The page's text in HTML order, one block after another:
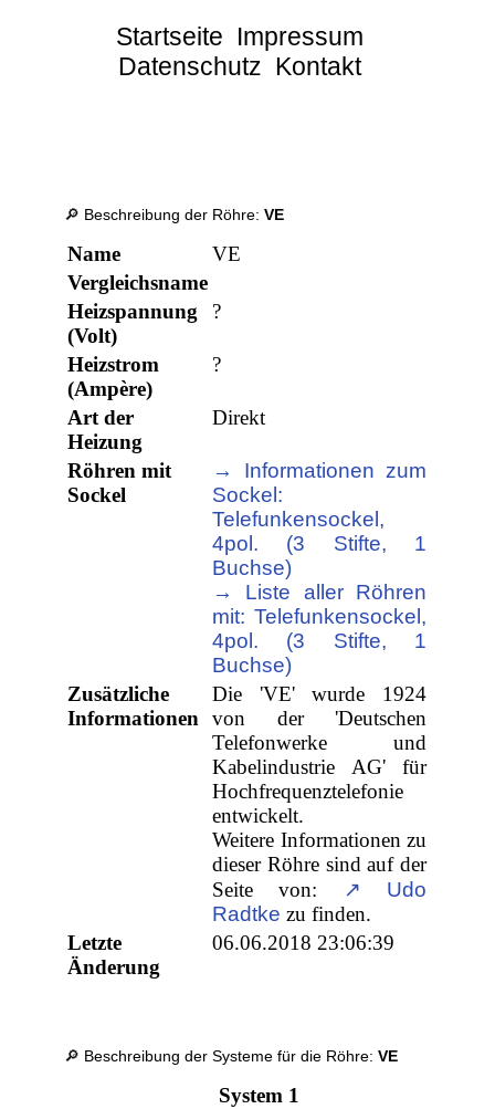
Startseite Impressum
Datenschutz Kontakt
🔎 Beschreibung der Röhre:VE
Name
VE
Vergleichsname
Heizspannung
(Volt)
?
Heizstrom
(Ampère)
?
Art der
Heizung
Direkt
Röhren mit
Sockel
→ Informationen zum
Sockel:
Telefunkensockel,
4pol. (3 Stifte, 1
Buchse)
→ Liste aller Röhren
mit: Telefunkensockel,
4pol. (3 Stifte, 1
Buchse)
Zusätzliche
Informationen
Die 'VE' wurde 1924
von der 'Deutschen
Telefonwerke und
Kabelindustrie AG' für
Hochfrequenztelefonie
entwickelt.
Weitere Informationen zu
dieser Röhre sind auf der
Seite von:
↗ Udo
Radtke zu finden.
Letzte
Änderung
06.06.2018 23:06:39
🔎 Beschreibung der Systeme für die Röhre:VE
System 1